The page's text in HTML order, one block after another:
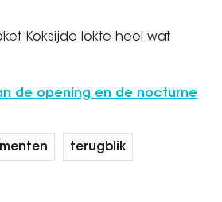
Koksijde lokte heel wat
de opening en de nocturne
terugblik